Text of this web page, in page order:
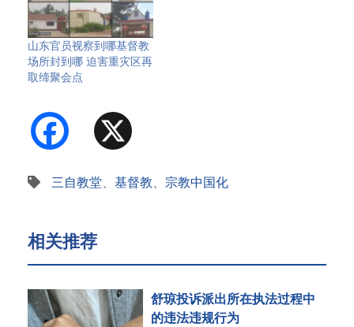
山东官员视察到哪基督教
场所封到哪 迫害重灾区再
取缔聚会点
Facebook
三自教堂、 基督教、 宗教中国化
相关推荐
舒琼投诉派出所在执法过程中
的违法违规行为